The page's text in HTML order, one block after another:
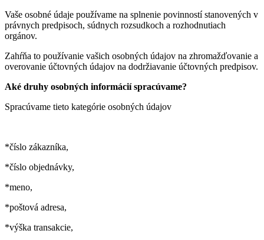
Vaše osobné údaje používame na splnenie povinností stanovených v
právnych predpisoch, súdnych rozsudkoch a rozhodnutiach
orgánov.
Zahŕňa to používanie vašich osobných údajov na zhromažďovanie a
overovanie účtovných údajov na dodržiavanie účtovných predpisov.
Aké druhy osobných informácií spracúvame?
Spracúvame tieto kategórie osobných údajov
*číslo zákazníka,
*číslo objednávky,
*meno,
*poštová adresa,
*výška transakcie,